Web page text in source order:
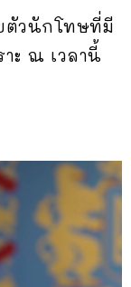
ตัวนักโทษที่มี
ะ ณ เวลานี้